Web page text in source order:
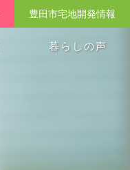
豊田市宅地開発情報
暮らしの声